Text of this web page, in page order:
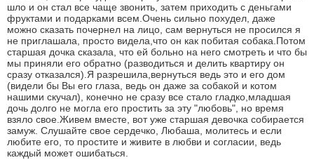
шло и он стал все чаще звонить, затем приходить с деньгами
фруктами и подарками всем.Очень сильно похудел, даже
можно сказать почернел на лицо, сам вернуться не просился я
не приглашала, просто видела,что он как побитая собака.Потом
старшая дочка сказала, что ей больно на него смотреть и что бы
мы приняли его обратно (разводиться и делить квартиру он
сразу отказался).Я разрешила,вернуться ведь это и его дом
(видели бы Вы его глаза, ведь он даже за собакой и котом
нашими скучал), конечно не сразу все стало гладко,младшая
дочь долго не могла его простить за эту "любовь", но время
взяло свое.Живем вместе, вот уже старшая девочка собирается
замуж. Слушайте свое сердечко, Любаша, молитесь и если
любите его, то простите и живите в любви и согласии, ведь
каждый может ошибаться.